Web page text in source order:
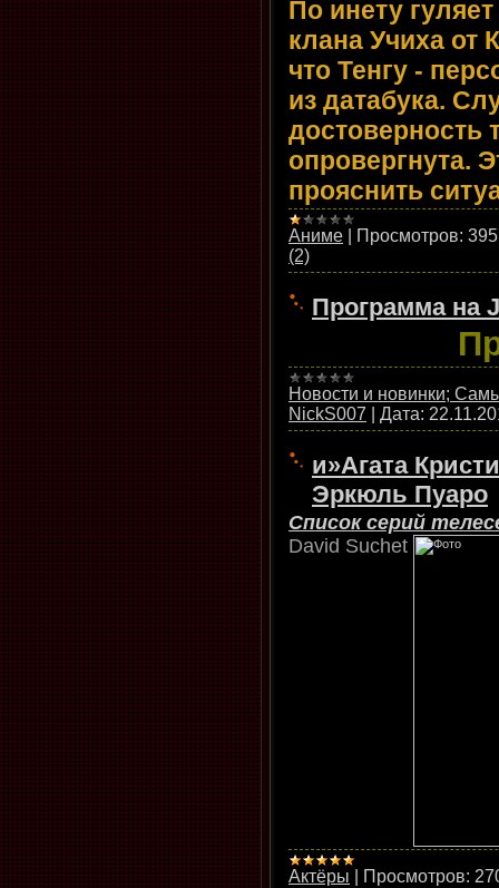
По инету
клана Учиха от
что Тенгу -
из датабука.
достоверность
опровергнута.
прояснить
Аниме Просмотров:
(2)
Программа на
Новости и новинки;
NickS007
Дата:
и»Агата
Эркюль Пуаро
Список серий
David Suchet
Актёры Просмотров: